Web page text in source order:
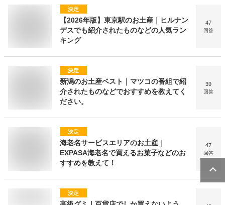
決定
【2026年版】東京駅のお土産｜ヒルナン
デスでも紹介されたものなどの人気ラン
キング
47
回答
決定
新潟のお土産ベスト｜マツコの番組で紹
介されたものなどでおすすめを教えてく
ださい。
39
回答
決定
海老名サービスエリアのお土産｜
EXPASA海老名で買えるお菓子などのお
すすめを教えて！
47
回答
決定